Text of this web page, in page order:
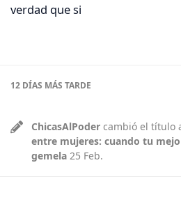
verdad que si
12 DÍAS MÁS TARDE
ChicasAlPoder cambió el título
entre mujeres: cuando tu
gemela 25 Feb.